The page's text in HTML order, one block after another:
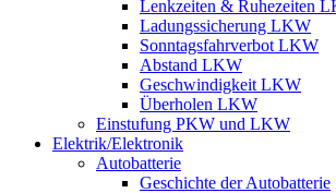
Lenkzeiten & Ruhezeiten
Ladungssicherung LKW
Sonntagsfahrverbot LKW
Abstand LKW
Geschwindigkeit LKW
Überholen LKW
Einstufung PKW und LKW
Elektrik/Elektronik
Autobatterie
Geschichte der Autobatterie